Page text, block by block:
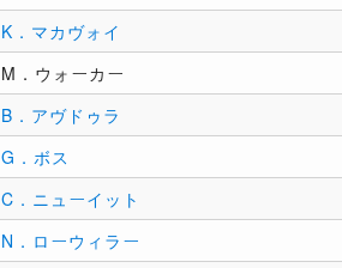
K．マカヴォイ
M．ウォーカー
B．アヴドゥラ
G．ボス
C．ニューイット
N．ローウィラー